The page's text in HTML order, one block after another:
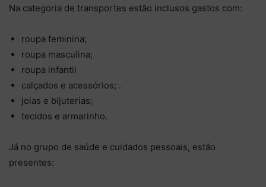
Na categoria de transportes estão inclusos gastos com:
roupa feminina;
roupa masculina;
roupa infantil
calçados e acessórios; .
joias e bijuterias;
tecidos e armarinho.
Já no grupo de saúde e cuidados pessoais, estão
presentes: